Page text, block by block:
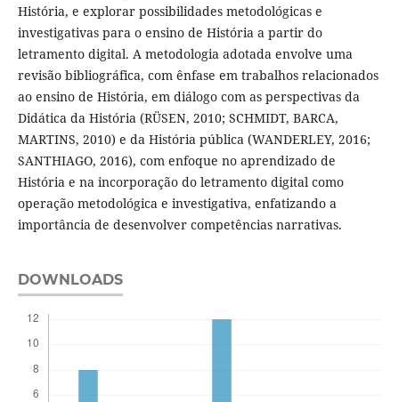
História, e explorar possibilidades metodológicas e
investigativas para o ensino de História a partir do
letramento digital. A metodologia adotada envolve uma
revisão bibliográfica, com ênfase em trabalhos relacionados
ao ensino de História, em diálogo com as perspectivas da
Didática da História (RÜSEN, 2010; SCHMIDT, BARCA,
MARTINS, 2010) e da História pública (WANDERLEY, 2016;
SANTHIAGO, 2016), com enfoque no aprendizado de
História e na incorporação do letramento digital como
operação metodológica e investigativa, enfatizando a
importância de desenvolver competências narrativas.
DOWNLOADS